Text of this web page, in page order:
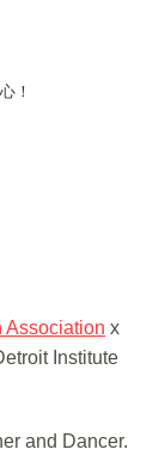
！
Association x
Institute
and Dancer.